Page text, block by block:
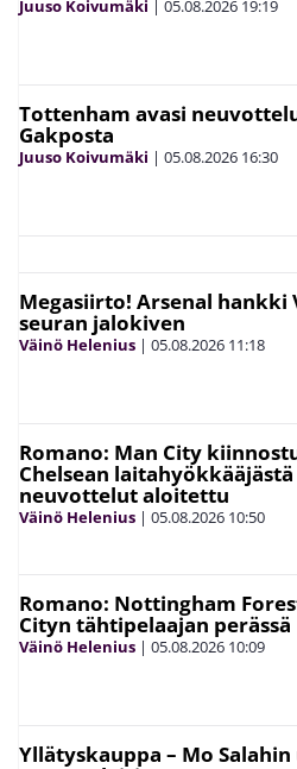
Juuso Koivumäki 05.08.2026 19:19
Tottenham avasi
Gakposta
Juuso Koivumäki | 05.08.2026 16:30
Megasiirto! Arsenal hankki
seuran jalokiven
Väinö Helenius | 05.08.2026 11:18
Romano: Man City
Chelsean laitahyökkääjästä
neuvottelut aloitettu
Väinö Helenius | 05.08.2026 10:50
Romano: Nottingham
Cityn tähtipelaajan perässä
Väinö Helenius | 05.08.2026 10:09
Yllätyskauppa – Mo Salahin